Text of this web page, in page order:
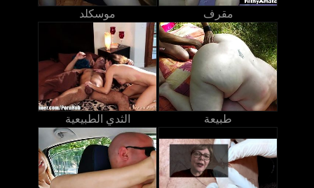
موسكلد مقرف
الثدي الطبيعية طبيعة